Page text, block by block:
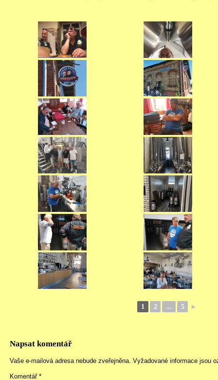
1 2 ... 5 ►
Napsat komentář
Vaše e-mailová adresa nebude zveřejněna. Vyžadované informace jsou
Komentář *